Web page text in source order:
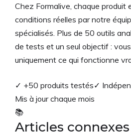
Chez Formalive, chaque produit
conditions réelles par notre
spécialisés. Plus de 50 outils
de tests et un seul objectif :
uniquement ce qui fonctionne
✓ +50 produits testés✓
Mis à jour chaque mois
📚
Articles connexes